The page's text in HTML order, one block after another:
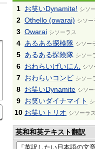
1 お笑いDynamite! シソ
2 Othello (owarai) シソー
3 Owarai シソーラス
4 あるある探検隊 シソー
5 あるある探険隊 シソー
6 おわらいげいにん シソ
7 おわらいコンビ シソー
8 お笑いDynamite シソー
9 お笑いダイナマイト
10 お笑いトリオ シソーラス
英和和英テキスト翻訳